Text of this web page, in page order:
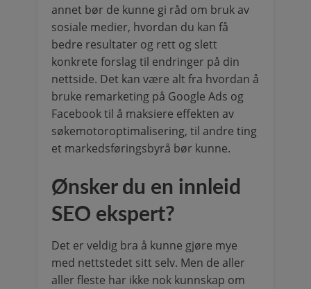
annet bør de kunne gi råd om bruk av
sosiale medier, hvordan du kan få
bedre resultater og rett og slett
konkrete forslag til endringer på din
nettside. Det kan være alt fra hvordan å
bruke remarketing på Google Ads og
Facebook til å maksiere effekten av
søkemotoroptimalisering, til andre ting
et markedsføringsbyrå bør kunne.
Ønsker du en innleid
SEO ekspert?
Det er veldig bra å kunne gjøre mye
med nettstedet sitt selv. Men de aller
aller fleste har ikke nok kunnskap om